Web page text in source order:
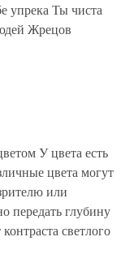
упрека Ты чиста
Жрецов
У цвета есть
цвета могут
или
передать глубину
светлого